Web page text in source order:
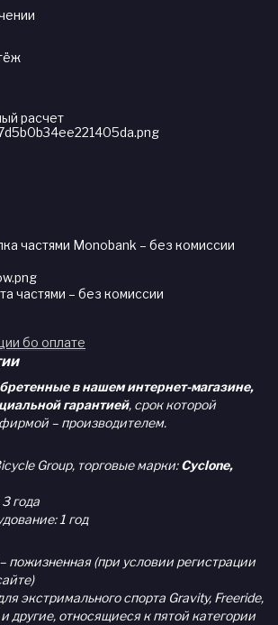
расчет
частями Monobank – без комиссии
частями – без комиссии
бо оплате
в нашем интернет-магазине,
гарантией, срок которой
– производителем.
Group, торговые марки:Cyclone,
года
1 год
пожизненная (при условии регистрации
экстримального спорта Gravity, Freeride,
другие, относящиеся к пятой категории